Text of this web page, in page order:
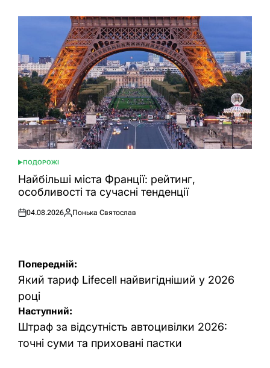
ОПУБЛІКУВАТИ
У
ПОДОРОЖІ
Найбільші міста Франції: рейтинг,
особливості та сучасні тенденції
Оприлюднено
04.08.2026
Опубліковано
Понька Святослав
Навігація
записів
Попередній:
Який тариф Lifecell найвигідніший у 2026
році
Наступний:
Штраф за відсутність автоцивілки 2026:
точні суми та приховані пастки